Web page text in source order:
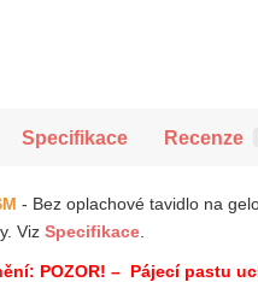
Specifikace Recenze
- Bez oplachové tavidlo na
Viz Specifikace
POZOR! – Pájecí pastu